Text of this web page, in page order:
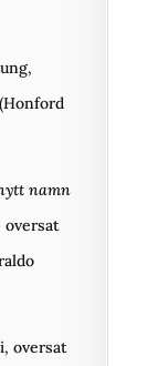
namn
oversat
oversat